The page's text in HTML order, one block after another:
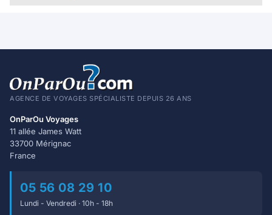
AGENCE DE VOYAGES SPÉCIALISTE DEPUIS 26 ANS
OnParOu Voyages
11 allée James Watt
33700 Mérignac
France
05 56 08 29 10
Lundi - Vendredi · 10h - 18h